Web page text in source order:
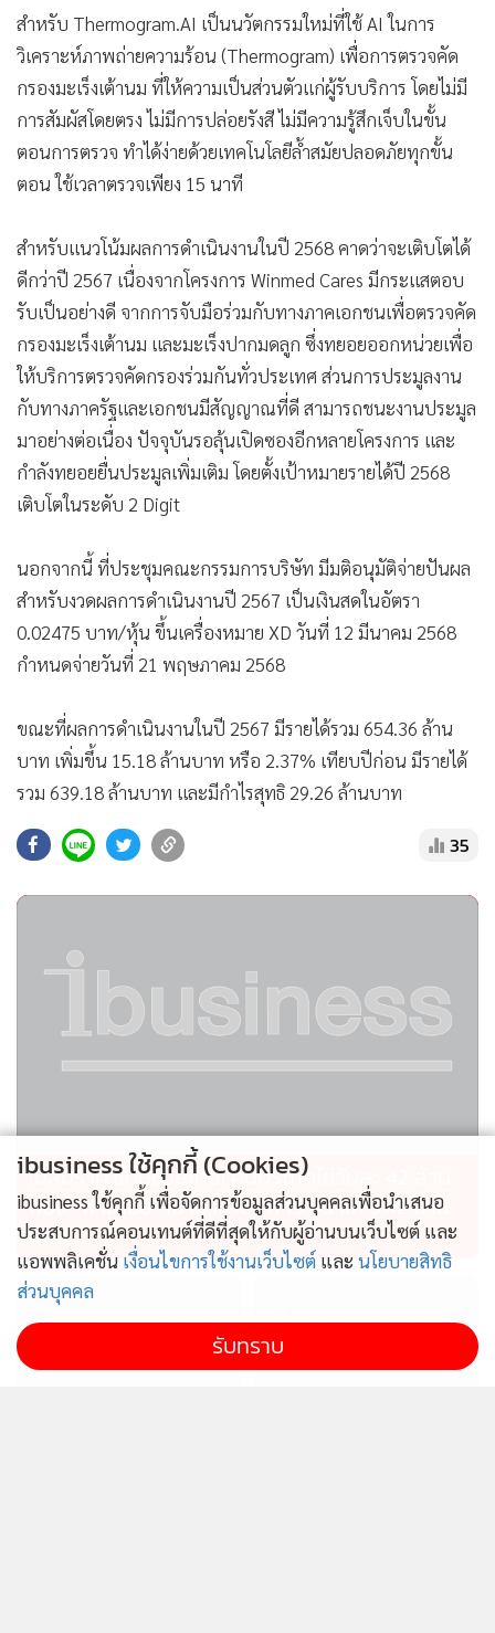
สำหรับ Thermogram.AI เป็นนวัตกรรมใหม่ที่ใช้ AI ในการ
วิเคราะห์ภาพถ่ายความร้อน (Thermogram) เพื่อการตรวจคัด
กรองมะเร็งเต้านม ที่ให้ความเป็นส่วนตัวแก่ผู้รับบริการ โดยไม่มี
การสัมผัสโดยตรง ไม่มีการปล่อยรังสี ไม่มีความรู้สึกเจ็บในขั้น
ตอนการตรวจ ทำได้ง่ายด้วยเทคโนโลยีล้ำสมัยปลอดภัยทุกขั้น
ตอน ใช้เวลาตรวจเพียง 15 นาที
สำหรับแนวโน้มผลการดำเนินงานในปี 2568 คาดว่าจะเติบโตได้
ดีกว่าปี 2567 เนื่องจากโครงการ Winmed Cares มีกระแสตอบ
รับเป็นอย่างดี จากการจับมือร่วมกับทางภาคเอกชนเพื่อตรวจคัด
กรองมะเร็งเต้านม และมะเร็งปากมดลูก ซึ่งทยอยออกหน่วยเพื่อ
ให้บริการตรวจคัดกรองร่วมกันทั่วประเทศ ส่วนการประมูลงาน
กับทางภาครัฐและเอกชนมีสัญญาณที่ดี สามารถชนะงานประมูล
มาอย่างต่อเนื่อง ปัจจุบันรอลุ้นเปิดซองอีกหลายโครงการ และ
กำลังทยอยยื่นประมูลเพิ่มเติม โดยตั้งเป้าหมายรายได้ปี 2568
เติบโตในระดับ 2 Digit
นอกจากนี้ ที่ประชุมคณะกรรมการบริษัท มีมติอนุมัติจ่ายปันผล
สำหรับงวดผลการดำเนินงานปี 2567 เป็นเงินสดในอัตรา
0.02475 บาท/หุ้น ขึ้นเครื่องหมาย XD วันที่ 12 มีนาคม 2568
กำหนดจ่ายวันที่ 21 พฤษภาคม 2568
ขณะที่ผลการดำเนินงานในปี 2567 มีรายได้รวม 654.36 ล้าน
บาท เพิ่มขึ้น 15.18 ล้านบาท หรือ 2.37% เทียบปีก่อน มีรายได้
รวม 639.18 ล้านบาท และมีกำไรสุทธิ 29.26 ล้านบาท
35
ไม่สมราคาไทยช่วยไทย! คนบริโภคไข่วันละ 42 ล้าน
ฟอง “พาณิชย์” เอามาขายถูก 19 วัน แค่ 3.42 ล้าน
ฟอง
ibusiness ใช้คุกกี้ (Cookies)
ibusiness ใช้คุกกี้ เพื่อจัดการข้อมูลส่วนบุคคลเพื่อนำเสนอ
ประสบการณ์คอนเทนต์ที่ดีที่สุดให้กับผู้อ่านบนเว็บไซต์ และ
แอพพลิเคชั่น เงื่อนไขการใช้งานเว็บไซต์ และ นโยบายสิทธิ
ส่วนบุคคล
รับทราบ